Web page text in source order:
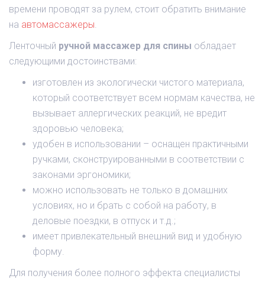
времени проводят за рулем, стоит обратить внимание
на автомассажеры.
Ленточный ручной массажер для спины обладает
следующими достоинствами:
изготовлен из экологически чистого материала,
который соответствует всем нормам качества, не
вызывает аллергических реакций, не вредит
здоровью человека;
удобен в использовании – оснащен практичными
ручками, сконструированными в соответствии с
законами эргономики;
можно использовать не только в домашних
условиях, но и брать с собой на работу, в
деловые поездки, в отпуск и т.д.;
имеет привлекательный внешний вид и удобную
форму.
Для получения более полного эффекта специалисты